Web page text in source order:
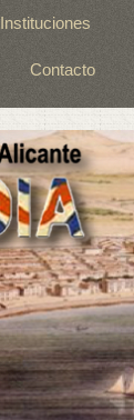
Instituciones
Contacto